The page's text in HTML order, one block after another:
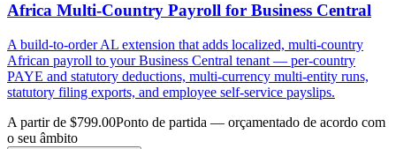
Africa Multi-Country Payroll for Business Central
A build-to-order AL extension that adds localized, multi-country
African payroll to your Business Central tenant — per-country
PAYE and statutory deductions, multi-currency multi-entity runs,
statutory filing exports, and employee self-service payslips.
A partir de $799.00Ponto de partida — orçamentado de acordo com
o seu âmbito